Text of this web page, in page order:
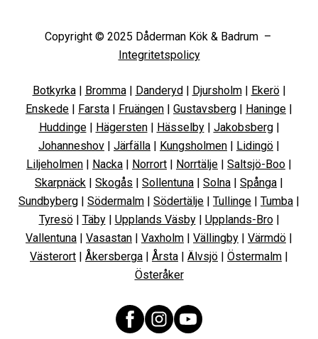
Copyright © 2025 Dåderman Kök & Badrum –
Integritetspolicy
Botkyrka| Bromma| Danderyd| Djursholm| Ekerö|
Enskede | Farsta | Fruängen | Gustavsberg | Haninge |
Huddinge| Hägersten| Hässelby| Jakobsberg|
Johanneshov | Järfälla | Kungsholmen | Lidingö |
Liljeholmen | Nacka | Norrort | Norrtälje | Saltsjö-Boo |
Skarpnäck | Skogås | Sollentuna | Solna | Spånga |
Sundbyberg | Södermalm | Södertälje | Tullinge | Tumba |
Tyresö| Täby| Upplands Väsby| Upplands-Bro|
Vallentuna | Vasastan | Vaxholm | Vällingby | Värmdö |
Västerort | Åkersberga | Årsta | Älvsjö | Östermalm |
Österåker
FacebookInstagramYouTube